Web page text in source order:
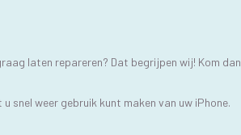
laten repareren? Dat begrijpen wij! Kom dan
snel weer gebruik kunt maken van uw iPhone.